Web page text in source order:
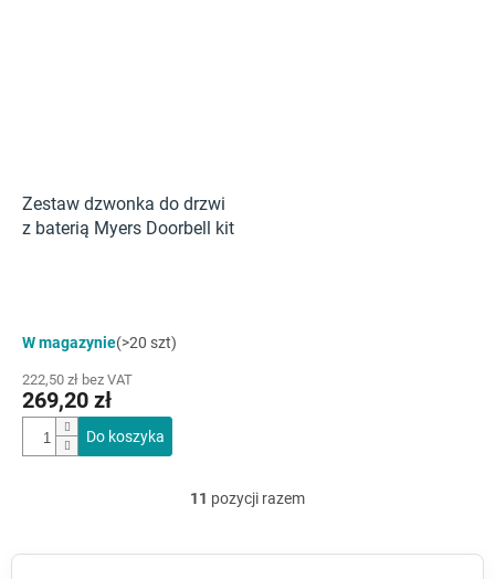
Zestaw dzwonka do drzwi
z baterią Myers Doorbell kit
ocena
wynosi
4,0
W magazynie(>20 szt)
222,50 zł bez VAT
269,20 zł
Do koszyka
K
n
11 pozycji razem